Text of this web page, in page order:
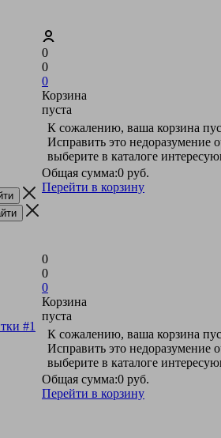
0
0
0
Корзина
пуста
К сожалению, ваша корзина
Исправить это недоразумение
выберите в каталоге
Общая сумма:0 руб.
Перейти в корзину
0
0
0
Корзина
пуста
К сожалению, ваша корзина
Исправить это недоразумение
выберите в каталоге
Общая сумма:0 руб.
Перейти в корзину